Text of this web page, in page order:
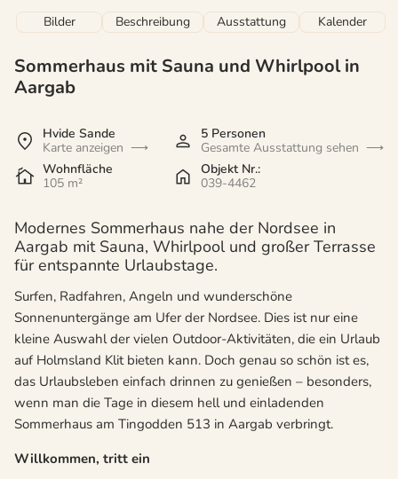
Bilder Beschreibung Ausstattung Kalender
Sommerhaus mit Sauna und Whirlpool in
Aargab
Hvide Sande
Karte anzeigen
5 Personen
Gesamte Ausstattung sehen
Wohnfläche
105 m²
Objekt Nr.:
039-4462
Modernes Sommerhaus nahe der Nordsee in
Aargab mit Sauna, Whirlpool und großer Terrasse
für entspannte Urlaubstage.
Surfen, Radfahren, Angeln und wunderschöne
Sonnenuntergänge am Ufer der Nordsee. Dies ist nur eine
kleine Auswahl der vielen Outdoor-Aktivitäten, die ein Urlaub
auf Holmsland Klit bieten kann. Doch genau so schön ist es,
das Urlaubsleben einfach drinnen zu genießen – besonders,
wenn man die Tage in diesem hell und einladenden
Sommerhaus am Tingodden 513 in Aargab verbringt.
Willkommen, tritt ein